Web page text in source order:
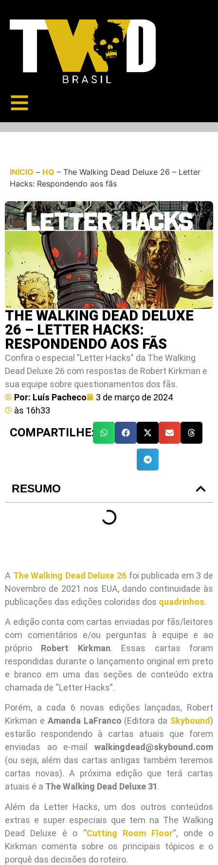
INÍCIO – HQ – The Walking Dead Deluxe 26 – Letter
Hacks: Respondendo aos fãs
THE WALKING DEAD DELUXE
26 – LETTER HACKS:
RESPONDENDO AOS FÃS
Confira o especial "Letter Hacks" da The Walking
Dead Deluxe 26 com respostas de Robert Kirkman e
sua equipe sobre questionamentos dos fãs.
Por: Luís Pacheco
3 de março de 2024
às 16h33
COMPARTILHE:
RESUMO
A The Walking Dead Deluxe 26 foi publicada em 3 de
Novembro de 2021 nos EUA, dando continuidade às
publicações das edições coloridas dos quadrinhos.
A edição conta com cartas enviadas por fãs/leitores
com comentários e/ou perguntas à equipe e ao
próprio Robert Kirkman. Essas cartas foram
respondidas durante o lançamento original em preto
e branco em uma das seções de conteúdo extra
chamada de “Letter Hacks”.
Porém, a cada 6 novas edições lançadas, Robert
Kirkman e Amanda LaFranco (Editora da Skybound)
estarão respondendo à cartas atuais que forem
enviadas ao e-mail walkingdead@skybound.com
(ou seja, além das cartas antigas também teremos
cartas novas). A próxima edição que terá cartas
atuais é a The Walking Dead Deluxe 31.
Além da Letter Hacks, um dos outros conteúdos
extras e super especiais que tem na The Walking
Dead Deluxe é o “Cutting Room Floor“, onde o
Kirkman comenta sobre os principais tópicos e o
porquê das decisões do roteiro.